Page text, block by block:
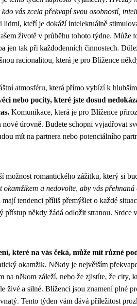
vás zcela překvapí svou osobností,
lidmi, kteří je dokáží intelektuálně
životě v průběhu tohoto týdne. Může
jen tak při každodenních činnostech.
racionalitou, která je pro Blížence
atmosféru, která přímo vybízí k
nebo pocity, které jste dosud
Komunikace, která je pro Blížence
nové úrovně. Budete schopni vyjadřovat
mít na partnera nebo potenciálního
možnost romantického zážitku, který si
okamžikem a nedovolte, aby vás
tendenci příliš přemýšlet o každé
přístup někdy žádá odložit stranou. Srdce
které na vás čeká, může mít různé
okamžik. Někdy je největším
na někom záleží, nebo že zjistíte, že city,
živé a silné. Blíženci jsou znamení plné
Tento týden vám dává příležitost